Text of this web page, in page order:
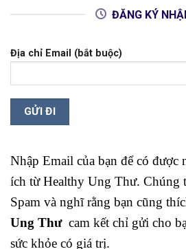
ĐĂNG KÝ
Địa chỉ Email (bắt buộc)
Nhập Email của bạn để có được
ích từ Healthy Ung Thư. Chúng
Spam và nghĩ rằng bạn cũng
Ung Thư cam kết chỉ gửi cho
sức khỏe có giá trị.